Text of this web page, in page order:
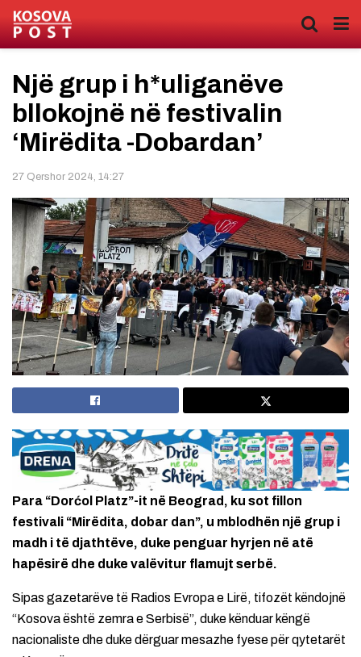
Një grup i h*uliganëve
bllokojnë në festivalin
‘Mirëdita -Dobardan’
27 Qershor 2024, 14:27
Para “Dorćol Platz”-it në Beograd, ku sot fillon
festivali “Mirëdita, dobar dan”, u mblodhën një grup i
madh i të djathtëve, duke penguar hyrjen në atë
hapësirë ​​dhe duke valëvitur flamujt serbë.
Sipas gazetarëve të Radios Evropa e Lirë, tifozët këndojnë
“Kosova është zemra e Serbisë”, duke kënduar këngë
nacionaliste dhe duke dërguar mesazhe fyese për qytetarët